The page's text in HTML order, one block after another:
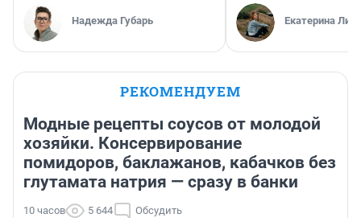
Надежда Губарь Екатерина
РЕКОМЕНДУЕМ
Модные рецепты соусов от молодой
хозяйки. Консервирование
помидоров, баклажанов, кабачков без
глутамата натрия — сразу в банки
10 часов 5 644 Обсудить